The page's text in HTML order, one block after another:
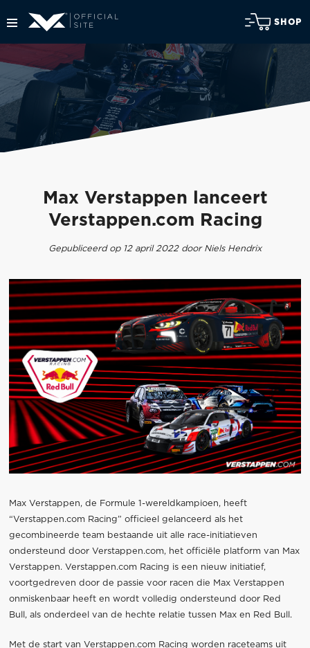
SHOP
Max Verstappen lanceert
Verstappen.com Racing
Gepubliceerd op 12 april 2022 door Niels Hendrix
Max Verstappen, de Formule 1-wereldkampioen, heeft
“Verstappen.com Racing” officieel gelanceerd als het
gecombineerde team bestaande uit alle race-initiatieven
ondersteund door Verstappen.com, het officiële platform van Max
Verstappen. Verstappen.com Racing is een nieuw initiatief,
voortgedreven door de passie voor racen die Max Verstappen
onmiskenbaar heeft en wordt volledig ondersteund door Red
Bull, als onderdeel van de hechte relatie tussen Max en Red Bull.
Met de start van Verstappen.com Racing worden raceteams uit